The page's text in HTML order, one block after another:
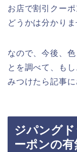
お店で割引クー
どうかは分かりま
なので、今後、
とを調べて、も
みつけたら記事
ジパング
ーポンの有